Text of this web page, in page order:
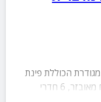
הכוללת פינת
ישיבה גדולה עם טלוויזיה חכמה, מטבח מאובזר, 6 חדרי